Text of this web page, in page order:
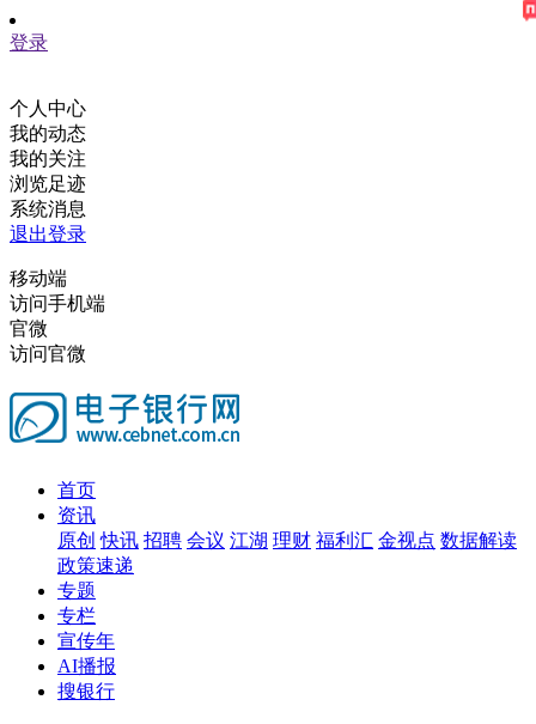
登录
个人中心
我的动态
我的关注
浏览足迹
系统消息
退出登录
移动端
访问手机端
官微
访问官微
首页
资讯
原创 快讯 招聘 会议 江湖 理财 福利汇 金视点 数据解读
政策速递
专题
专栏
宣传年
AI播报
搜银行